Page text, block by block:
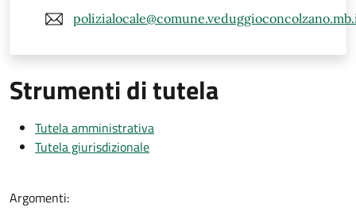
Strumenti di tutela
Tutela amministrativa
Tutela giurisdizionale
Argomenti: